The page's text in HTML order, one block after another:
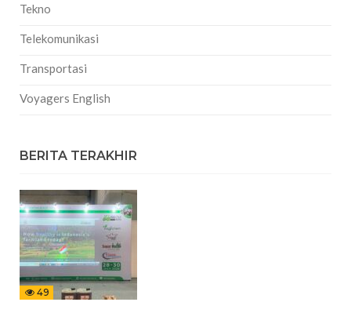
Tekno
Telekomunikasi
Transportasi
Voyagers English
BERITA TERAKHIR
49